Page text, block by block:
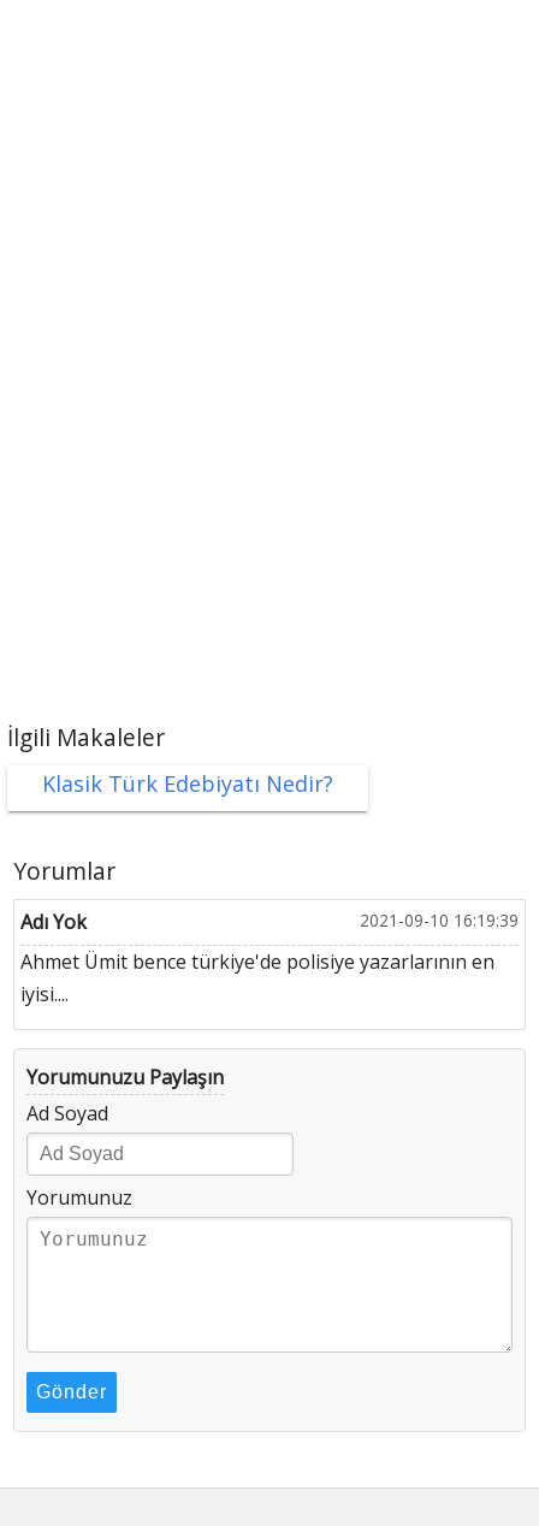
İlgili Makaleler
Klasik Türk Edebiyatı Nedir?
Yorumlar
Adı Yok 2021-09-10 16:19:39
Ahmet Ümit bence türkiye'de polisiye yazarlarının en
iyisi....
Yorumunuzu Paylaşın
Ad Soyad
Yorumunuz
Gönder